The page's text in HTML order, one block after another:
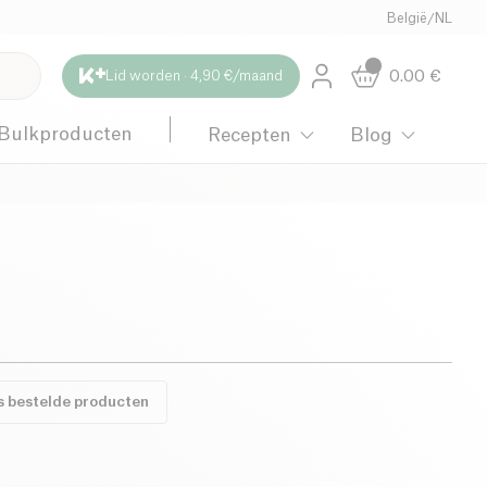
België /NL
Lid worden · 4,90 €/maand 0.00 €
Bulkproducten Recepten Blog
bestelde producten